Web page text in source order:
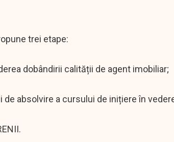
trei etape:
dobândirii calității de agent imobiliar;
absolvire a cursului de inițiere în